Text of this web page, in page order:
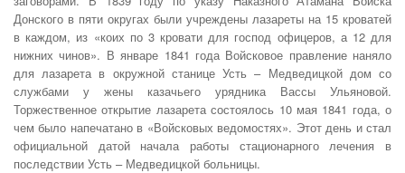
Донского в пяти округах были учреждены лазареты на 15 кроватей
в каждом, из «коих по 3 кровати для господ офицеров, а 12 для
нижних чинов». В январе 1841 года Войсковое правление наняло
для лазарета в окружной станице Усть – Медведицкой дом со
службами у жены казачьего урядника Вассы Ульяновой.
Торжественное открытие лазарета состоялось 10 мая 1841 года, о
чем было напечатано в «Войсковых ведомостях». Этот день и стал
официальной датой начала работы стационарного лечения в
последствии Усть – Медведицкой больницы.